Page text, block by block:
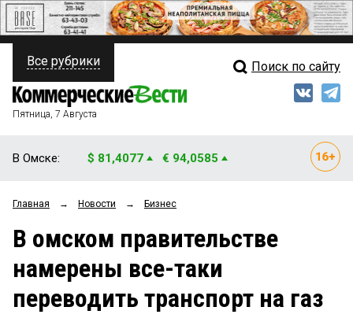
ПОЛИТИКА
ФИНАНСЫ
ОБЩЕСТВО
ЗАКОН
НОВОСТИ КОМПАНИЙ
Свежий выпуск
Рейтинги
Блоги
Архив
Все рубрики Поиск по сайту
Пятница, 7 Августа
В Омске: $ 81,4077 € 94,0585
Главная → Новости → Бизнес
В омском правительстве
намерены все-таки
переводить транспорт на газ